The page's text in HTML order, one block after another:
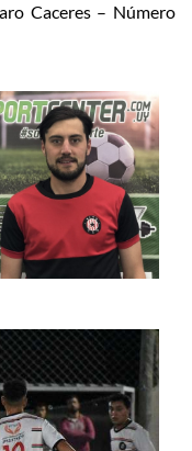
Caceres – Número